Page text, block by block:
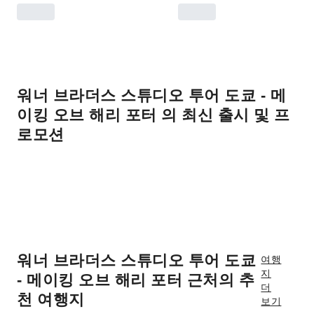
워너 브라더스 스튜디오 투어 도쿄 - 메
이킹 오브 해리 포터 의 최신 출시 및 프
로모션
워너 브라더스 스튜디오 투어 도쿄
- 메이킹 오브 해리 포터 근처의 추
천 여행지
여행
지
더
보기